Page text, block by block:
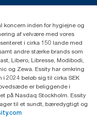
koncern inden for hygiejne og
af velvære med vores
i cirka 150 lande med
andre stærke brands som
Libero, Libresse, Modibodi,
og Zewa. Essity har omkring
2024 beløb sig til cirka SEK
er beliggende i
på Nasdaq Stockholm. Essity
til et sundt, bæredygtigt og